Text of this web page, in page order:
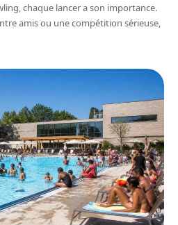
chaque lancer a son importance.
amis ou une compétition sérieuse,